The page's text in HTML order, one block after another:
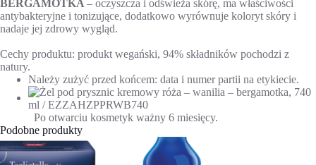
BERGAMOTKA – oczyszcza i odświeża skórę, ma właściwości
antybakteryjne i tonizujące, dodatkowo wyrównuje koloryt skóry i
nadaje jej zdrowy wygląd.
Cechy produktu: produkt wegański, 94% składników pochodzi z
natury.
Należy zużyć przed końcem: data i numer partii na etykiecie.
Po otwarciu kosmetyk ważny 6 miesięcy.
Podobne produkty